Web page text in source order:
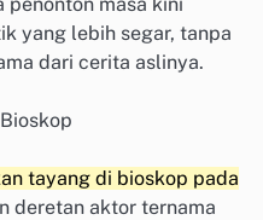
yang lebih segar, tanpa
dari cerita aslinya.
tayang di bioskop pada
deretan aktor ternama